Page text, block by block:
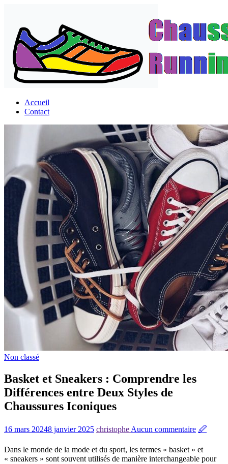
contenu
Accueil
Contact
Non classé
Basket et Sneakers : Comprendre les
Différences entre Deux Styles de
Chaussures Iconiques
16 mars 20248 janvier 2025 christophe Aucun commentaire 🖉
Dans le monde de la mode et du sport, les termes « basket » et
« sneakers » sont souvent utilisés de manière interchangeable pour